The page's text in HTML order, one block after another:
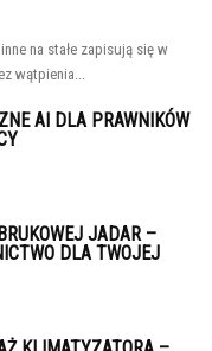
na stałe zapisują się w
wątpienia...
AI DLA PRAWNIKÓW
JADAR –
DLA TWOJEJ